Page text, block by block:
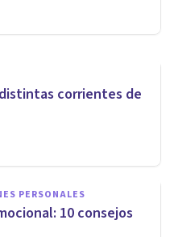
corrientes de
PERSONALES
10 consejos